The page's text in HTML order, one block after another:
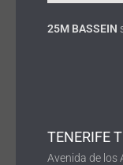
25M BASSEIN
TENERIFE
Avenida de los